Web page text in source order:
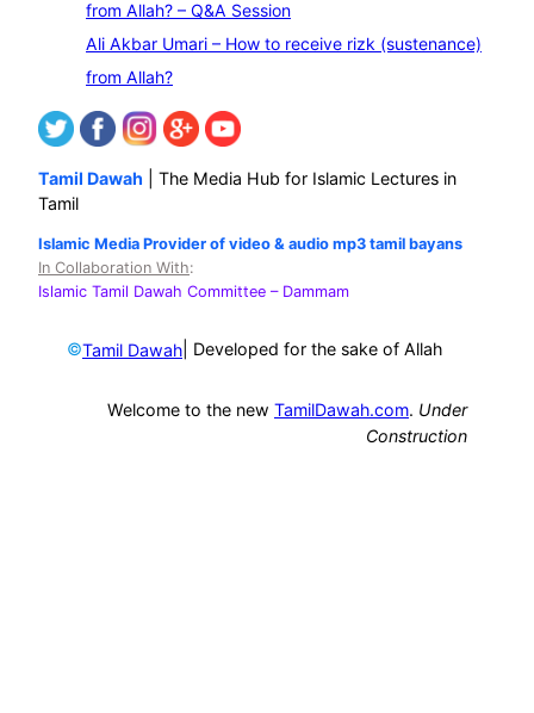
from Allah? – Q&A Session
Ali Akbar Umari – How to receive rizk (sustenance)
from Allah?
Tamil Dawah | The Media Hub for Islamic Lectures in
Tamil
Islamic Media Provider of video & audio mp3 tamil bayans
In Collaboration With:
Islamic Tamil Dawah Committee – Dammam
©Tamil Dawah | Developed for the sake of Allah
Welcome to the new TamilDawah.com. Under
Construction